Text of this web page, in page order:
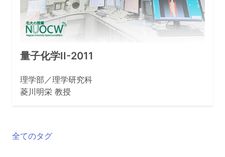
量子化学II-2011
理学部／理学研究科
菱川明栄 教授
全てのタグ